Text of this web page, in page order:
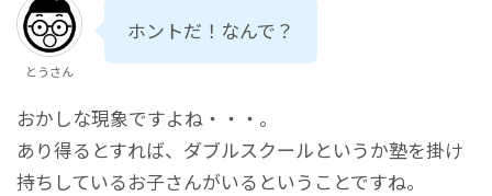
とうさん
ホントだ！なんで？
おかしな現象ですよね・・・。
あり得るとすれば、ダブルスクールというか塾を掛け
持ちしているお子さんがいるということですね。